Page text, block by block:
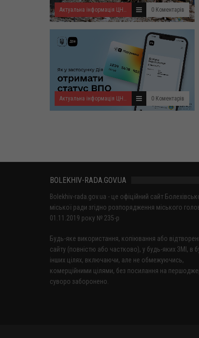
Актуальна інформація ЦНАП 0 Коментарів
Актуальна інформація ЦНАП 0 Коментарів
BOLEKHIV-RADA.GOV.UA
Bolekhiv-rada.gov.ua - це офіційний сайт
міської ради згідно розпорядження міського
01.11.2019 року № 235-р
Будь-яке використання, копіювання або
сайту (повністю або частково), у будь-яких ЗМІ, в
інших цілях, включаючи, але не обмежуючись,
комерційними цілями, без посилання на
суворо заборонено.